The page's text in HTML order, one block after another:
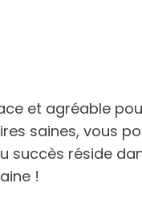
et agréable
saines, vous
succès réside
!